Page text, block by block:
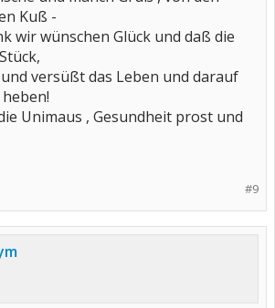
Kuß -
wir wünschen Glück und daß die
versüßt das Leben und darauf
Unimaus , Gesundheit prost und
#9